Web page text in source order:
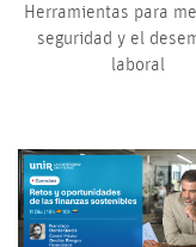
Herramientas para
seguridad y el
laboral